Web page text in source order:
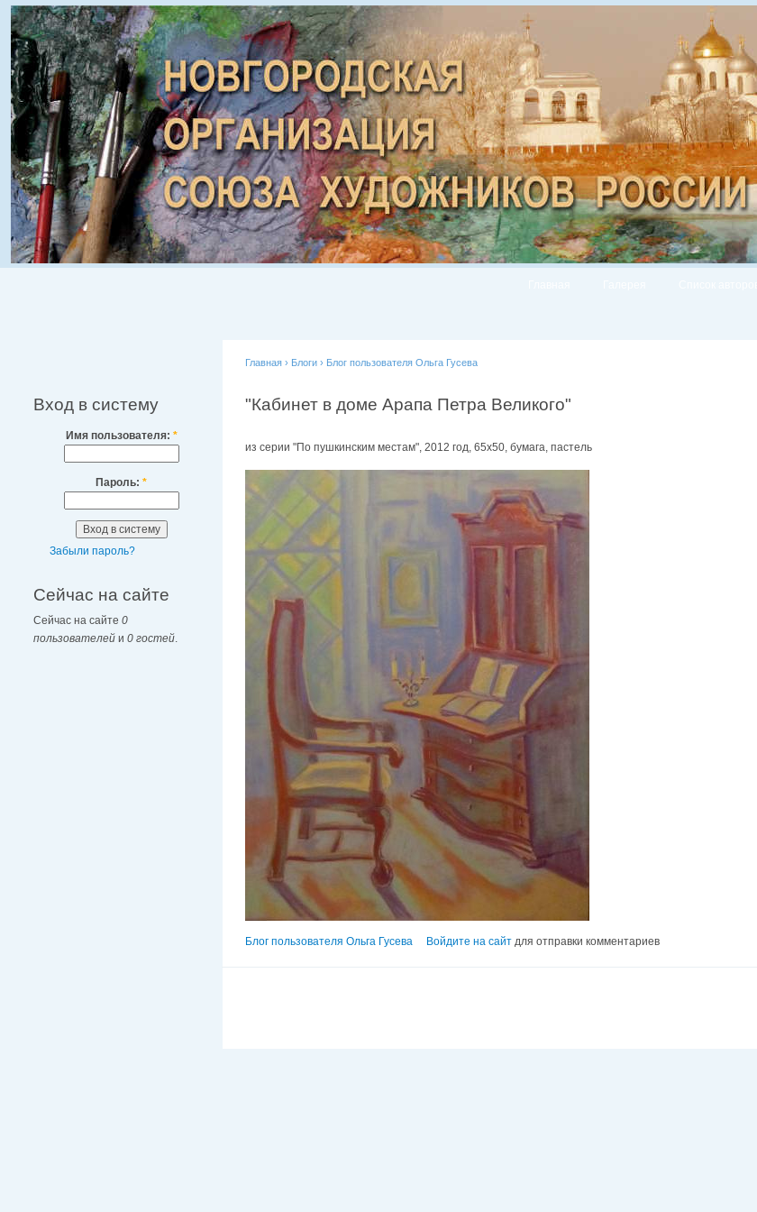
Вход в систему
Имя пользователя: *
Пароль: *
Забыли пароль?
Сейчас на сайте
Сейчас на сайте 0
пользователей и 0 гостей
Главная › Блоги › Блог пользователя Ольга Гусева
"Кабинет в доме Арапа Петра Великого"
из серии "По пушкинским местам", 2012 год, 65х50, бумага, пастель
Блог пользователя Ольга Гусева Войдите на сайт для отправки комментариев